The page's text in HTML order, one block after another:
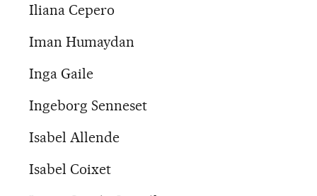
Iliana Cepero
Iman Humaydan
Inga Gaile
Ingeborg Senneset
Isabel Allende
Isabel Coixet